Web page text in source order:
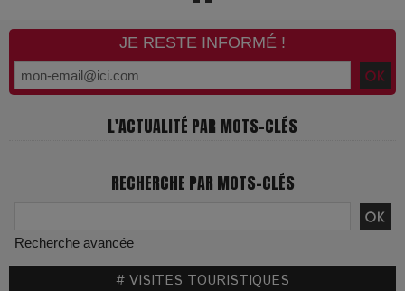
JE RESTE INFORMÉ !
L'ACTUALITÉ PAR MOTS-CLÉS
RECHERCHE PAR MOTS-CLÉS
Recherche avancée
# VISITES TOURISTIQUES